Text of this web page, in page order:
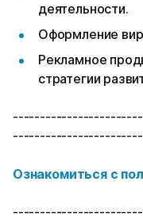
деятельности.
Оформление
Рекламное
стратегии
Ознакомиться с